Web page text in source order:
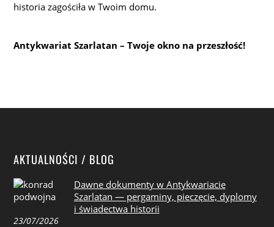
historia zagościła w Twoim domu.
Antykwariat Szarlatan – Twoje okno na przeszłość!
AKTUALNOŚCI / BLOG
Dawne dokumenty w Antykwariacie
Szarlatan — pergaminy, pieczęcie, dyplomy
i świadectwa historii
23/07/2026